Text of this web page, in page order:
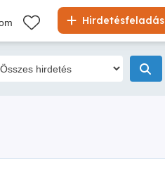
Hirdetésfeladás